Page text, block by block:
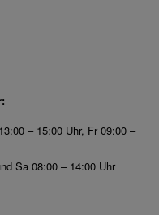
– 15:00 Uhr, Fr 09:00 –
Sa 08:00 – 14:00 Uhr